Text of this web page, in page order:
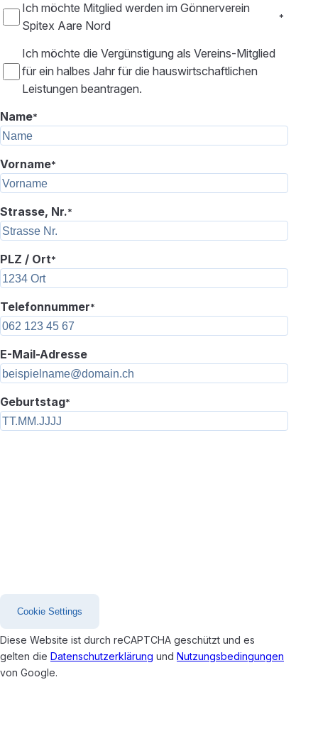
Ich möchte Mitglied werden im Gönnerverein
Spitex Aare Nord
*
Ich möchte die Vergünstigung als Vereins-Mitglied
für ein halbes Jahr für die hauswirtschaftlichen
Leistungen beantragen.
Name*
Vorname*
Strasse, Nr.*
PLZ / Ort*
Telefonnummer*
E-Mail-Adresse
Geburtstag*
Cookie Settings
Diese Website ist durch reCAPTCHA geschützt und es
gelten die Datenschutzerklärung und Nutzungsbedingungen
von Google.